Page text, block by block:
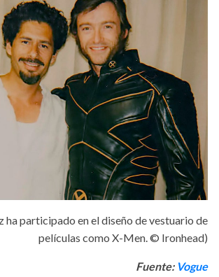
ha participado en el diseño de vestuario de
películas como X-Men. © Ironhead)
Fuente: Vogue